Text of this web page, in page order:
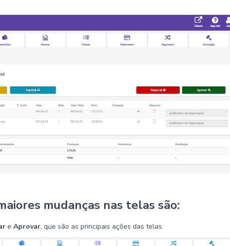
mudanças nas telas são:
e Aprovar, que são as principais ações das telas.